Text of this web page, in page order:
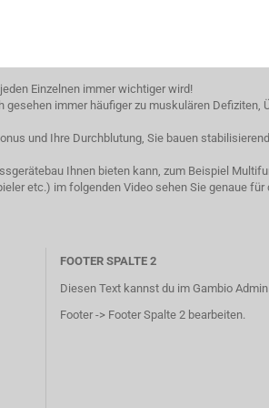
Einzelnen immer wichtiger wird!
immer häufiger zu muskulären Defiziten,
und Ihre Durchblutung, Sie bauen
Ihnen bieten kann, zum Beispiel
etc.) im folgenden Video sehen Sie genaue
FOOTER SPALTE 2
Diesen Text kannst du im Gambio
Footer -> Footer Spalte 2 bearbeiten.